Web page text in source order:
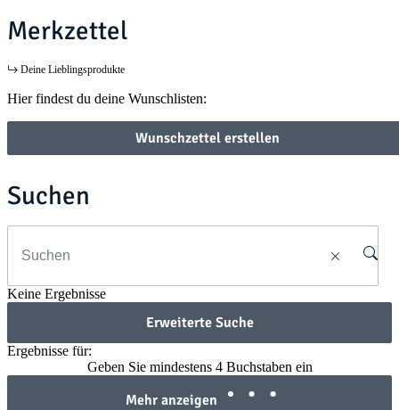
Merkzettel
Deine Lieblingsprodukte
Hier findest du deine Wunschlisten:
Wunschzettel erstellen
Suchen
Keine Ergebnisse
Erweiterte Suche
Ergebnisse für:
Geben Sie mindestens 4 Buchstaben ein
Mehr anzeigen